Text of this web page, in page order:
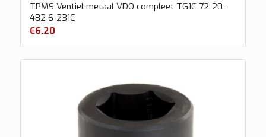
TPMS Ventiel metaal VDO compleet TG1C 72-20-
482 6-231C
€6.20